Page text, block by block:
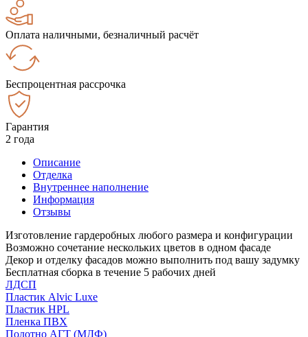
Оплата наличными, безналичный расчёт
Беспроцентная рассрочка
Гарантия
2 года
Описание
Отделка
Внутреннее наполнение
Информация
Отзывы
Изготовление гардеробных любого размера и конфигурации
Возможно сочетание нескольких цветов в одном фасаде
Декор и отделку фасадов можно выполнить под вашу задумку
Бесплатная сборка в течение 5 рабочих дней
ЛДСП
Пластик Alvic Luxe
Пластик HPL
Пленка ПВХ
Полотно АГТ (МДФ)